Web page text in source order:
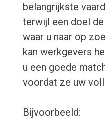
belangrijkste
terwijl een doel
waar u naar op
kan werkgevers
u een goede
voordat ze uw
Bijvoorbeeld: